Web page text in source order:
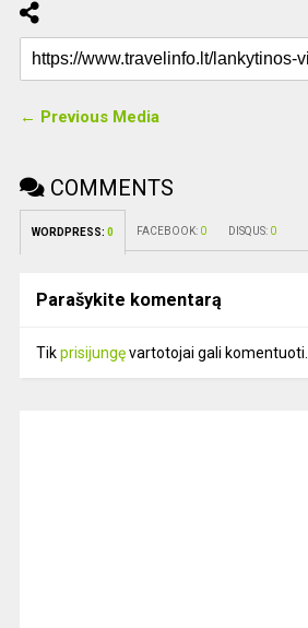
← Previous Media
COMMENTS
WORDPRESS: 0 FACEBOOK: 0 DISQUS: 0
Parašykite komentarą
Tikprisijungęvartotojai gali komentuoti.